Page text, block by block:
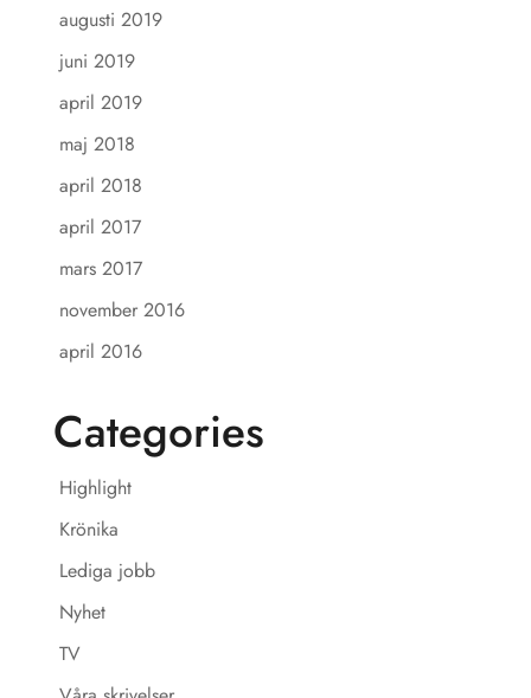
augusti 2019
juni 2019
april 2019
maj 2018
april 2018
april 2017
mars 2017
november 2016
april 2016
Categories
Highlight
Krönika
Lediga jobb
Nyhet
TV